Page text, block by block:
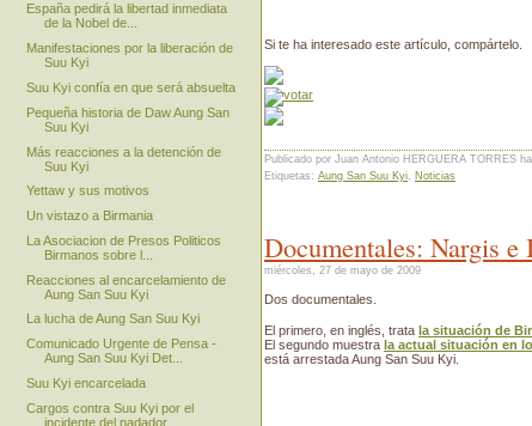
Si te ha interesado este artículo, compártelo.
Publicado por Juan Antonio HERGUERA TORRES
Etiquetas: Aung San Suu Kyi, Noticias
Documentales: Nargis e
miércoles, 27 de mayo de 2009
Dos documentales.
El primero, en inglés, trata la situación de
El segundo muestra la actual situación en
está arrestada Aung San Suu Kyi.
España pedirá la libertad inmediata
de la Nobel de...
Manifestaciones por la liberación de
Suu Kyi
Suu Kyi confía en que será absuelta
Pequeña historia de Daw Aung San
Suu Kyi
Más reacciones a la detención de
Suu Kyi
Yettaw y sus motivos
Un vistazo a Birmania
La Asociacion de Presos Politicos
Birmanos sobre l...
Reacciones al encarcelamiento de
Aung San Suu Kyi
La lucha de Aung San Suu Kyi
Comunicado Urgente de Pensa -
Aung San Suu Kyi Det...
Suu Kyi encarcelada
Cargos contra Suu Kyi por el
incidente del nadador